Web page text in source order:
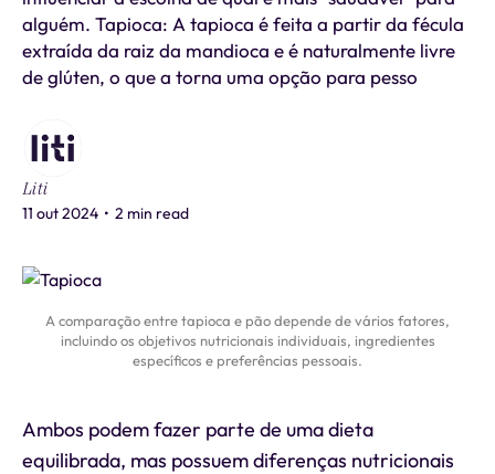
alguém. Tapioca: A tapioca é feita a partir da fécula
extraída da raiz da mandioca e é naturalmente livre
de glúten, o que a torna uma opção para pesso
Liti
11 out 2024 • 2 min read
A comparação entre tapioca e pão depende de vários fatores,
incluindo os objetivos nutricionais individuais, ingredientes
específicos e preferências pessoais.
Ambos podem fazer parte de uma dieta
equilibrada, mas possuem diferenças nutricionais